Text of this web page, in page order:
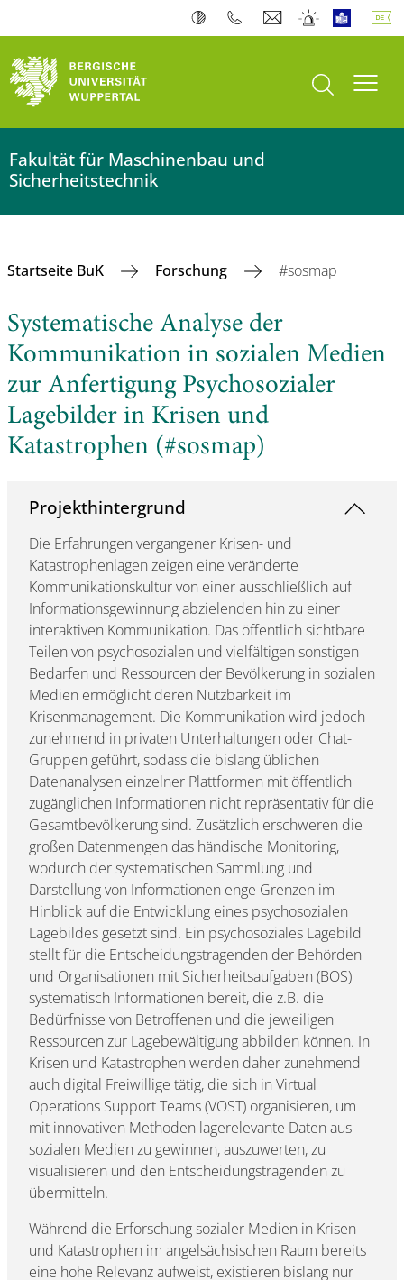
Suche öffnen
Fakultät für Maschinenbau und
Sicherheitstechnik
Startseite BuK Forschung #sosmap
Systematische Analyse der
Kommunikation in sozialen Medien
zur Anfertigung Psychosozialer
Lagebilder in Krisen und
Katastrophen (#sosmap)
Projekthintergrund
Die Erfahrungen vergangener Krisen- und
Katastrophenlagen zeigen eine veränderte
Kommunikationskultur von einer ausschließlich auf
Informationsgewinnung abzielenden hin zu einer
interaktiven Kommunikation. Das öffentlich sichtbare
Teilen von psychosozialen und vielfältigen sonstigen
Bedarfen und Ressourcen der Bevölkerung in sozialen
Medien ermöglicht deren Nutzbarkeit im
Krisenmanagement. Die Kommunikation wird jedoch
zunehmend in privaten Unterhaltungen oder Chat-
Gruppen geführt, sodass die bislang üblichen
Datenanalysen einzelner Plattformen mit öffentlich
zugänglichen Informationen nicht repräsentativ für die
Gesamtbevölkerung sind. Zusätzlich erschweren die
großen Datenmengen das händische Monitoring,
wodurch der systematischen Sammlung und
Darstellung von Informationen enge Grenzen im
Hinblick auf die Entwicklung eines psychosozialen
Lagebildes gesetzt sind. Ein psychosoziales Lagebild
stellt für die Entscheidungstragenden der Behörden
und Organisationen mit Sicherheitsaufgaben (BOS)
systematisch Informationen bereit, die z.B. die
Bedürfnisse von Betroffenen und die jeweiligen
Ressourcen zur Lagebewältigung abbilden können. In
Krisen und Katastrophen werden daher zunehmend
auch digital Freiwillige tätig, die sich in Virtual
Operations Support Teams (VOST) organisieren, um
mit innovativen Methoden lagerelevante Daten aus
sozialen Medien zu gewinnen, auszuwerten, zu
visualisieren und den Entscheidungstragenden zu
übermitteln.
Während die Erforschung sozialer Medien in Krisen
und Katastrophen im angelsächsischen Raum bereits
eine hohe Relevanz aufweist, existieren bislang nur